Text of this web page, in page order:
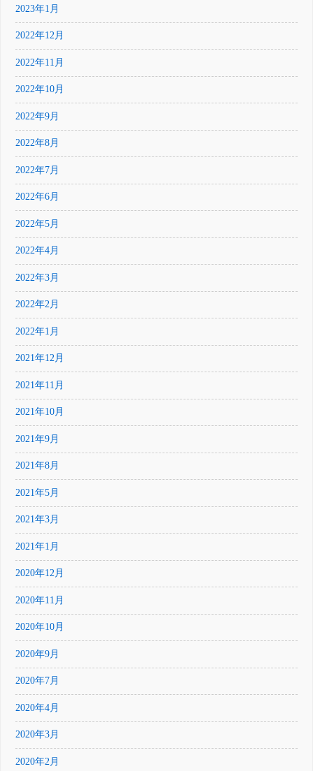
2023年1月
2022年12月
2022年11月
2022年10月
2022年9月
2022年8月
2022年7月
2022年6月
2022年5月
2022年4月
2022年3月
2022年2月
2022年1月
2021年12月
2021年11月
2021年10月
2021年9月
2021年8月
2021年5月
2021年3月
2021年1月
2020年12月
2020年11月
2020年10月
2020年9月
2020年7月
2020年4月
2020年3月
2020年2月